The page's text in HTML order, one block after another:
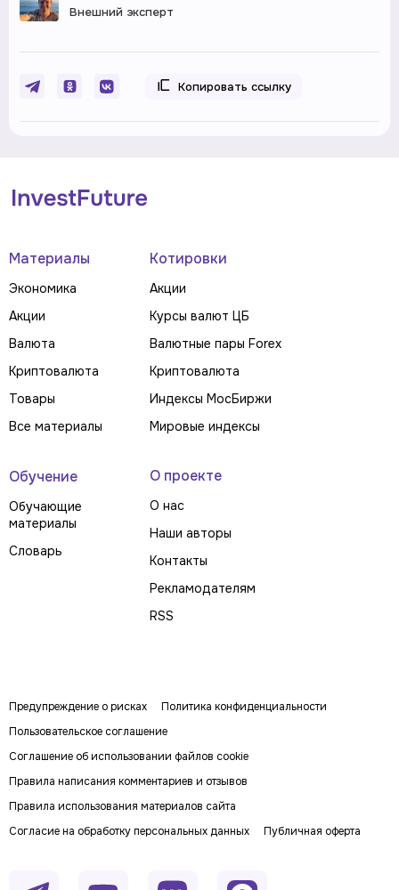
Внешний эксперт
Копировать ссылку
Материалы
Экономика
Акции
Валюта
Криптовалюта
Товары
Все материалы
Котировки
Акции
Курсы валют ЦБ
Валютные пары Forex
Криптовалюта
Индексы МосБиржи
Мировые индексы
Обучение
Обучающие
материалы
Словарь
О проекте
О нас
Наши авторы
Контакты
Рекламодателям
RSS
Предупреждение о рисках
Политика конфиденциальности
Пользовательское соглашение
Соглашение об использовании файлов cookie
Правила написания комментариев и отзывов
Правила использования материалов сайта
Согласие на обработку персональных данных
Публичная оферта